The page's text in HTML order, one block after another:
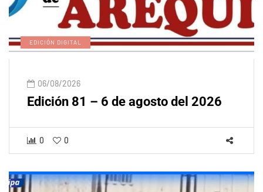
EDICIÓN DIGITAL
06/08/2026
Edición 81 – 6 de agosto del 2026
0 0